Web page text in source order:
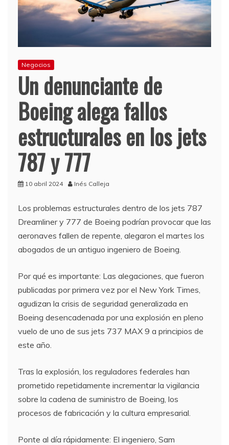
Negocios
Un denunciante de
Boeing alega fallos
estructurales en los jets
787 y 777
10 abril 2024 Inés Calleja
Los problemas estructurales dentro de los jets 787
Dreamliner y 777 de Boeing podrían provocar que las
aeronaves fallen de repente, alegaron el martes los
abogados de un antiguo ingeniero de Boeing.
Por qué es importante: Las alegaciones, que fueron
publicadas por primera vez por el New York Times,
agudizan la crisis de seguridad generalizada en
Boeing desencadenada por una explosión en pleno
vuelo de uno de sus jets 737 MAX 9 a principios de
este año.
Tras la explosión, los reguladores federales han
prometido repetidamente incrementar la vigilancia
sobre la cadena de suministro de Boeing, los
procesos de fabricación y la cultura empresarial.
Ponte al día rápidamente: El ingeniero, Sam